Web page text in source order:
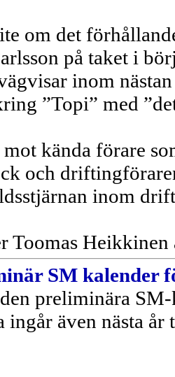
om det
på taket i
inom
”Topi” med
kända förare
och
inom
Toomas
SM kalender
preliminära
ingår även nästa